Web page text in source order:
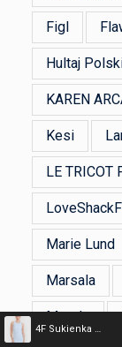
4F Sukienka mini z prążkowanej dzianiny damska – niebieska S
Figl
Hultaj
KAREN
Kesi
LE TRICOT
Marie Lund
Marsala
Moodo